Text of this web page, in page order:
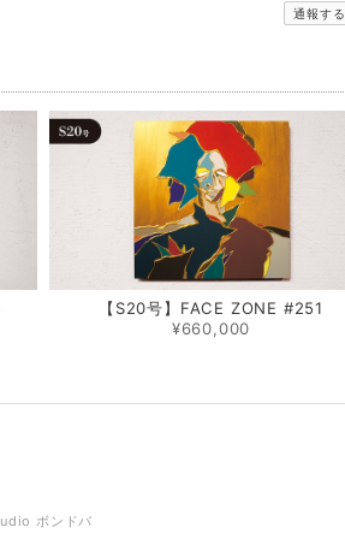
通報する
【S20号】FACE ZONE #251
¥660,000
ボンドバ